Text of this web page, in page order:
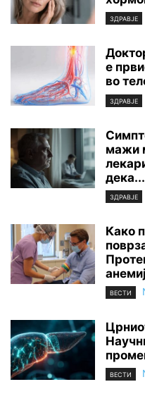
ЗДРАВЈЕ
е
во
ЗДРАВЈЕ
мажи
дека...
ЗДРАВЈЕ
Како
ВЕСТИ
ВЕСТИ